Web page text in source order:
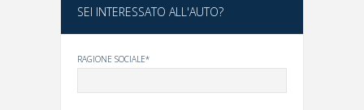
SEI INTERESSATO ALL'AUTO?
RAGIONE SOCIALE*